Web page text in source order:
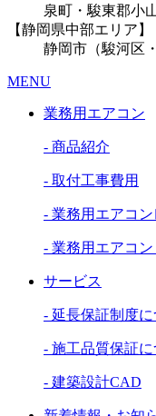
泉町・駿東郡小
【静岡県中部エリア】
静岡市（駿河区
MENU
業務用エアコン
- 商品紹介
- 取付工事費用
- 業務用エアコ
- 業務用エアコン
サービス
- 延長保証制度に
- 施工品質保証に
- 建築設計CAD